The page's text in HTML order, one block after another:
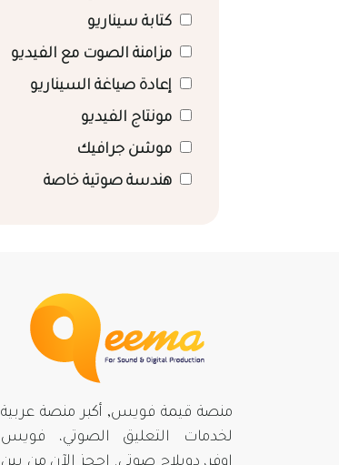
كتابة سيناريو
مزامنة الصوت مع الفيديو
إعادة صياغة السيناريو
مونتاج الفيديو
موشن جرافيك
هندسة صوتية خاصة
منصة قيمة فويس, أكبر منصة عربية
لخدمات التعليق الصوتي، فويس